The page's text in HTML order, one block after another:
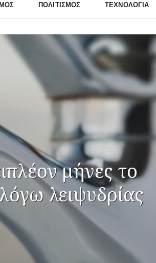
ΠΟΛΙΤΙΣΜΌΣ ΤΕΧΝΟΛΟΓΊΑ
μήνες το
λειψυδρίας